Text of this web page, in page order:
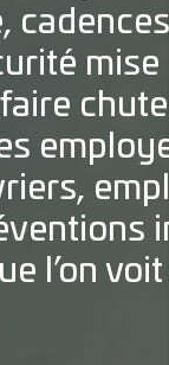
mise
l’on